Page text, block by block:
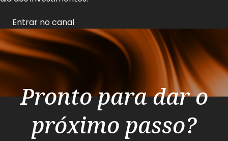
Entrar no canal
Pronto para dar o
próximo passo?